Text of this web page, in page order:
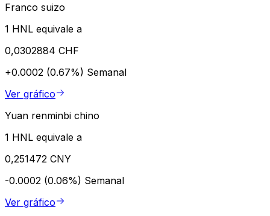
Franco suizo
1 HNL equivale a
0,0302884 CHF
+0.0002 (0.67%) Semanal
Ver gráfico
Yuan renminbi chino
1 HNL equivale a
0,251472 CNY
-0.0002 (0.06%) Semanal
Ver gráfico